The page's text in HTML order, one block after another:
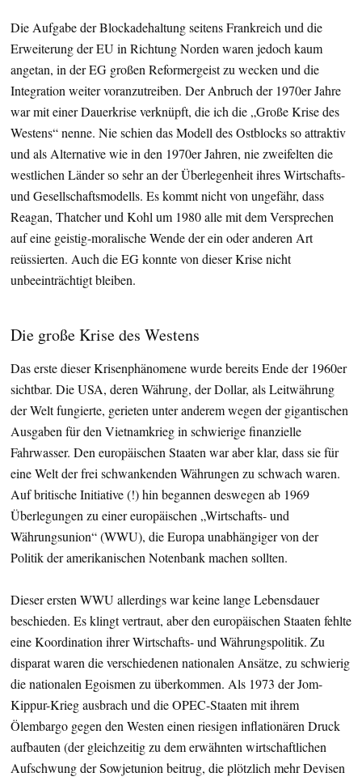
Die Aufgabe der Blockadehaltung seitens Frankreich und die
Erweiterung der EU in Richtung Norden waren jedoch kaum
angetan, in der EG großen Reformergeist zu wecken und die
Integration weiter voranzutreiben. Der Anbruch der 1970er Jahre
war mit einer Dauerkrise verknüpft, die ich die „Große Krise des
Westens“ nenne. Nie schien das Modell des Ostblocks so attraktiv
und als Alternative wie in den 1970er Jahren, nie zweifelten die
westlichen Länder so sehr an der Überlegenheit ihres Wirtschafts-
und Gesellschaftsmodells. Es kommt nicht von ungefähr, dass
Reagan, Thatcher und Kohl um 1980 alle mit dem Versprechen
auf eine geistig-moralische Wende der ein oder anderen Art
reüssierten. Auch die EG konnte von dieser Krise nicht
unbeeinträchtigt bleiben.
Die große Krise des Westens
Das erste dieser Krisenphänomene wurde bereits Ende der 1960er
sichtbar. Die USA, deren Währung, der Dollar, als Leitwährung
der Welt fungierte, gerieten unter anderem wegen der gigantischen
Ausgaben für den Vietnamkrieg in schwierige finanzielle
Fahrwasser. Den europäischen Staaten war aber klar, dass sie für
eine Welt der frei schwankenden Währungen zu schwach waren.
Auf britische Initiative (!) hin begannen deswegen ab 1969
Überlegungen zu einer europäischen „Wirtschafts- und
Währungsunion“ (WWU), die Europa unabhängiger von der
Politik der amerikanischen Notenbank machen sollten.
Dieser ersten WWU allerdings war keine lange Lebensdauer
beschieden. Es klingt vertraut, aber den europäischen Staaten fehlte
eine Koordination ihrer Wirtschafts- und Währungspolitik. Zu
disparat waren die verschiedenen nationalen Ansätze, zu schwierig
die nationalen Egoismen zu überkommen. Als 1973 der Jom-
Kippur-Krieg ausbrach und die OPEC-Staaten mit ihrem
Ölembargo gegen den Westen einen riesigen inflationären Druck
aufbauten (der gleichzeitig zu dem erwähnten wirtschaftlichen
Aufschwung der Sowjetunion beitrug, die plötzlich mehr Devisen